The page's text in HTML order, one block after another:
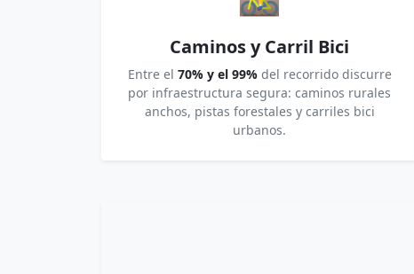
Caminos y Carril Bici
Entre el 70% y el 99%del recorrido discurre
por infraestructura segura: caminos rurales
anchos, pistas forestales y carriles bici
urbanos.